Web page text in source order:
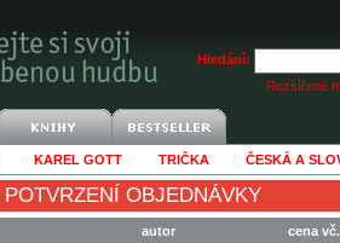
Hledání:
Rozšířené
KAREL GOTT TRIČKA ČESKÁ A
POTVRZENÍ OBJEDNÁVKY
autor
cena